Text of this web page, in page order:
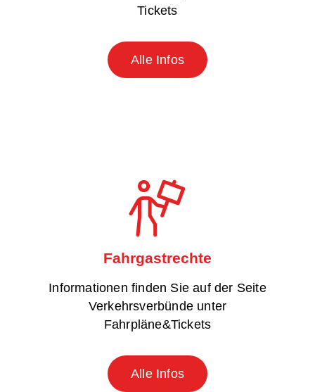
Tickets
Alle Infos
Fahrgastrechte
Informationen finden Sie auf der Seite
Verkehrsverbünde unter
Fahrpläne&Tickets
Alle Infos